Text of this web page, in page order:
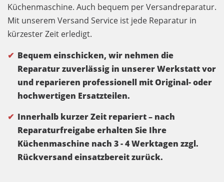
Küchenmaschine. Auch bequem per Versandreparatur.
Mit unserem Versand Service ist jede Reparatur in
kürzester Zeit erledigt.
Bequem einschicken, wir nehmen die
Reparatur zuverlässig in unserer Werkstatt vor
und reparieren professionell mit Original- oder
hochwertigen Ersatzteilen.
Innerhalb kurzer Zeit repariert – nach
Reparaturfreigabe erhalten Sie Ihre
Küchenmaschine nach 3 - 4 Werktagen zzgl.
Rückversand einsatzbereit zurück.